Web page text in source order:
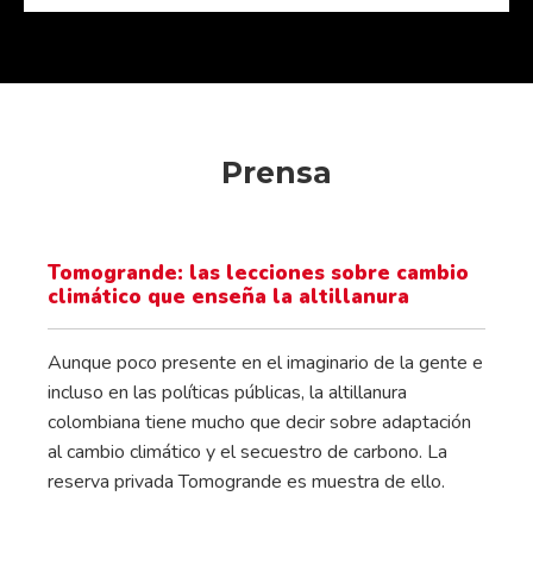
Prensa
Tomogrande: las lecciones sobre cambio
climático que enseña la altillanura
Aunque poco presente en el imaginario de la gente e
incluso en las políticas públicas, la altillanura
colombiana tiene mucho que decir sobre adaptación
al cambio climático y el secuestro de carbono. La
reserva privada Tomogrande es muestra de ello.